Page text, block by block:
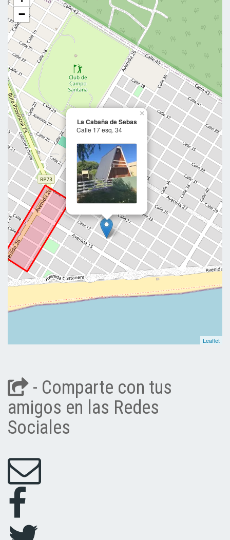
La Cabaña de Sebas
Calle 17 esq. 34
×
−
Leaflet
- Comparte con tus
amigos en las Redes
Sociales